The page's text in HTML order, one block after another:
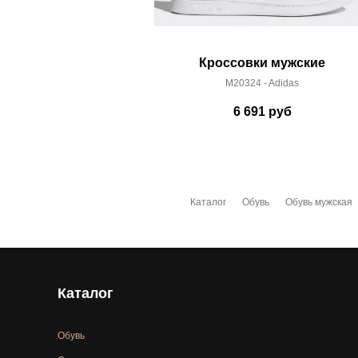
Кроссовки мужские
M20324 - Adidas
6 691руб
Каталог Обувь Обувь мужская
Каталог
Обувь